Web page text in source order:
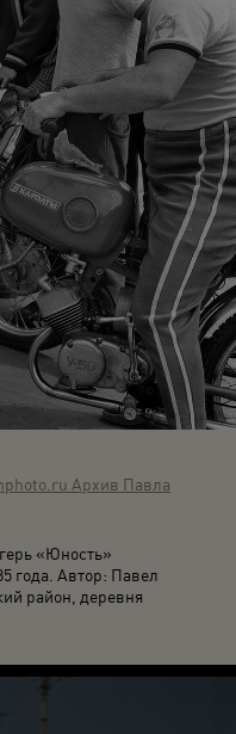
Архив Павла
«Юность»
года. Автор: Павел
район, деревня